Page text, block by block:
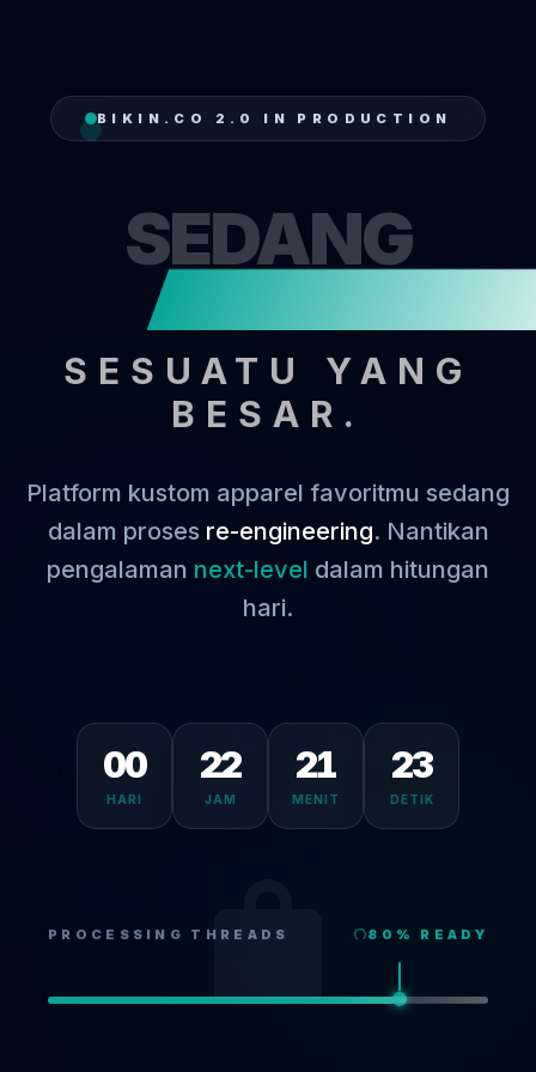
BIKIN.CO 2.0 IN PRODUCTION
SEDANG
SESUATU YANG
BESAR.
Platform kustom apparel favoritmu sedang
dalam proses re-engineering. Nantikan
pengalaman next-level dalam hitungan
hari.
00
HARI
22
JAM
21
MENIT
23
DETIK
PROCESSING THREADS 80 % READY